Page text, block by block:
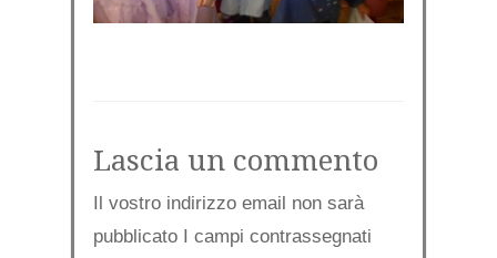
Lascia un commento
Il vostro indirizzo email non sarà
pubblicato I campi contrassegnati